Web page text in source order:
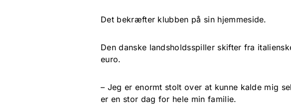
Det bekræfter klubben på sin hjemmeside.
Den danske landsholdsspiller skifter fra
euro.
– Jeg er enormt stolt over at kunne kalde mig
er en stor dag for hele min familie.